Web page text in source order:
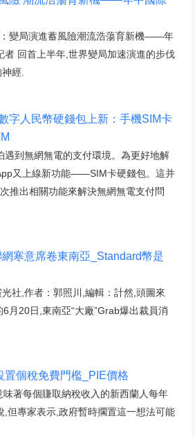
變局演進蓄風險潮流浩蕩育新機——年
者 回首上半年,世界變局加速演進的步伐
經.
字人民幣硬錢包上新：手機SIM卡
遇到無網無電的支付環境。為更好地解
又上線新功能——SIM卡硬錢包。這并
推出相關功能來解決無網無電支付問
寒意席卷東南亞_Standard幣是
社,作者：郭照川,編輯：計然,頭圖來
月20日,東南亞“大廠”Grab爆出裁員消
置個稅免費門檻_PIE價格
著每個賺取納稅收入的新西蘭人每年
,但專家表示,政府暫時擱置這一想法可能